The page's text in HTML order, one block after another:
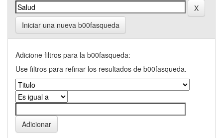
Iniciar una nueva b00fasqueda
Adicione filtros para la b00fasqueda:
Use filtros para refinar los resultados de b00fasqueda.